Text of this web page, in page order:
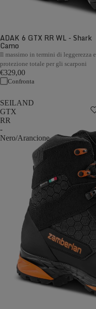
ADAK 6 GTX RR WL - Shark
Camo
Il massimo in termini di leggerezza e
protezione totale per gli scarponi
€329,00
Confronta
SEILAND
GTX
RR
-
Nero/Arancione